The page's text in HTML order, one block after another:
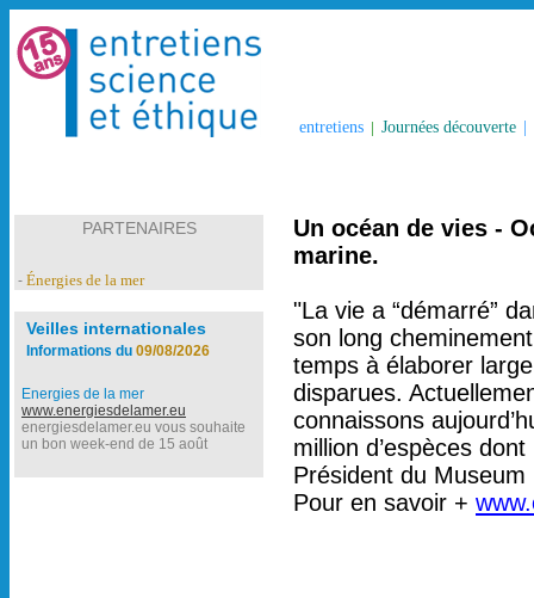
entretiens | Journées découverte
PARTENAIRES
- Énergies de la mer
Veilles internationales
Informations du 09/08/2026
Energies de la mer
www.energiesdelamer.eu
energiesdelamer.eu vous souhaite
un bon week-end de 15 août
Un océan de vies -
marine.
"La vie a “démarré”
son long
temps à élaborer
disparues.
connaissons
million d’espèces
Président du
Pour en savoir +